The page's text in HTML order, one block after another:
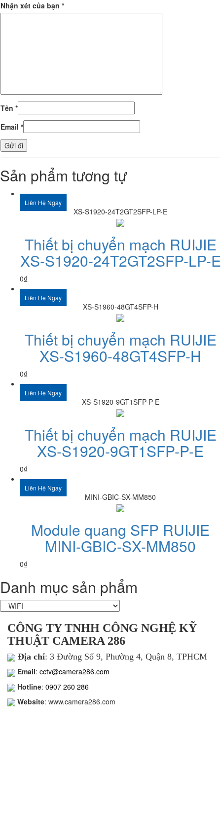
Nhận xét của bạn *
Tên *
Email *
Sản phẩm tương tự
Liên Hệ Ngay
XS-S1920-24T2GT2SFP-LP-E
Thiết bị chuyển mạch RUIJIE
XS-S1920-24T2GT2SFP-LP-E
0₫
Liên Hệ Ngay
XS-S1960-48GT4SFP-H
Thiết bị chuyển mạch RUIJIE
XS-S1960-48GT4SFP-H
0₫
Liên Hệ Ngay
XS-S1920-9GT1SFP-P-E
Thiết bị chuyển mạch RUIJIE
XS-S1920-9GT1SFP-P-E
0₫
Liên Hệ Ngay
MINI-GBIC-SX-MM850
Module quang SFP RUIJIE
MINI-GBIC-SX-MM850
0₫
Danh mục sản phẩm
CÔNG TY TNHH CÔNG NGHỆ KỸ
THUẬT CAMERA 286
Địa chỉ: 3 Đường Số 9, Phường 4, Quận 8, TPHCM
Email: cctv@camera286.com
Hotline: 0907 260 286
Website: www.camera286.com